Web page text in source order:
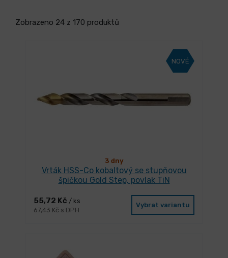
Zobrazeno 24 z 170 produktů
NOVÉ
3 dny
Vrták HSS-Co kobaltový se stupňovou
špičkou Gold Step, povlak TiN
55,72 Kč / ks
67,43 Kč s DPH
Vybrat variantu